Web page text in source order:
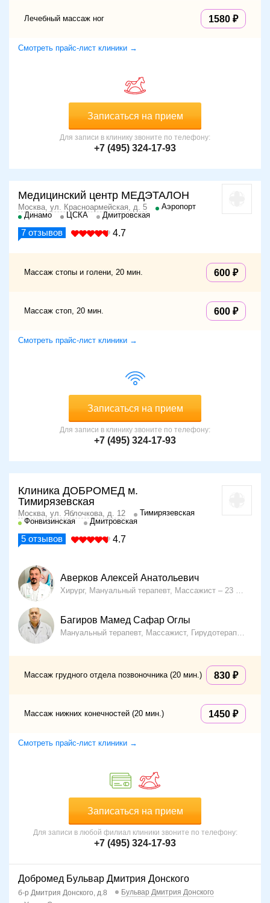
Лечебный массаж ног 1580
Смотреть прайс-лист клиники →
Записаться на прием
Для записи в клинику звоните по телефону:
+7 (495) 324-17-93
Медицинский центр МЕДЭТАЛОН
Москва, ул. Красноармейская, д. 5
Аэропорт
Динамо
ЦСКА Дмитровская
7 отзывов 4.7
Массаж стопы и голени, 20 мин. 600
Массаж стоп, 20 мин. 600
Смотреть прайс-лист клиники →
Записаться на прием
Для записи в клинику звоните по телефону:
+7 (495) 324-17-93
Клиника ДОБРОМЕД м.
Тимирязевская
Москва, ул. Яблочкова, д. 12
Тимирязевская
Фонвизинская
Дмитровская
5 отзывов 4.7
Аверков Алексей Анатольевич
Хирург, Мануальный терапевт, Массажист 23 года опыта
Багиров Мамед Сафар Оглы
Мануальный терапевт, Массажист, Гирудотерапевт
Массаж грудного отдела позвоночника (20 мин.) 830
Массаж нижних конечностей (20 мин.) 1450
Смотреть прайс-лист клиники →
Записаться на прием
Для записи в любой филиал клиники звоните по телефону:
+7 (495) 324-17-93
Добромед Бульвар Дмитрия Донского
б-р Дмитрия Донского, д.8
Бульвар Дмитрия Донского